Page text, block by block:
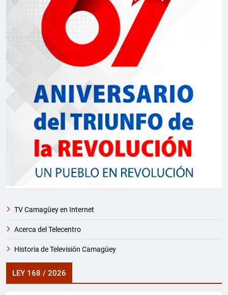
TV Camagüey en Internet
Acerca del Telecentro
Historia de Televisión Camagüey
LEY 168 / 2026